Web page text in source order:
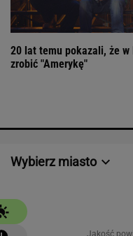
20 lat temu pokazali, że w
zrobić "Amerykę"
Wybierz miasto
Jakość